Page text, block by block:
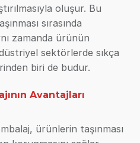
oluşur. Bu
sırasında
zamanda ürünün
sektörlerde sıkça
biri de budur.
Avantajları
ürünlerin taşınması